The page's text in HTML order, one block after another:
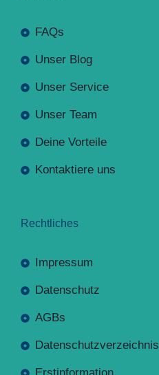
FAQs
Unser Blog
Unser Service
Unser Team
Deine Vorteile
Kontaktiere uns
Rechtliches
Impressum
Datenschutz
AGBs
Datenschutzverzeichnis